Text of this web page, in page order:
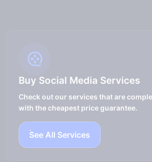
Buy Social Media Services
Check out our services that are
with the cheapest price guarantee.
See All Services